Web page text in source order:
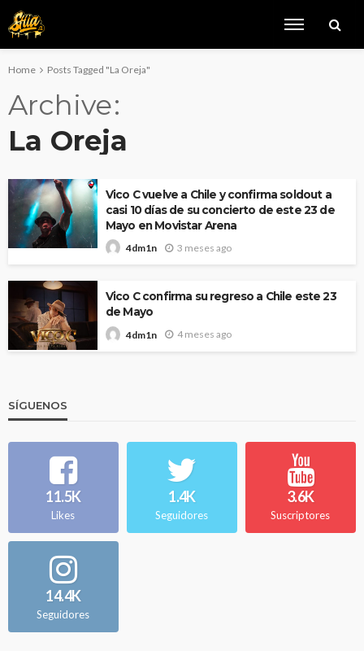
Home Posts Tagged "La Oreja"
Archive
La Oreja
Vico C vuelve a Chile y confirma soldout a
casi 10 días de su concierto de este 23 de
Mayo en Movistar Arena
4dm1n 3 meses ago
Vico C confirma su regreso a Chile este 23
de Mayo
4dm1n 4 meses ago
SÍGUENOS
11.5K
Likes
1.4K
Seguidores
3.6K
Suscriptores
14.4K
Seguidores